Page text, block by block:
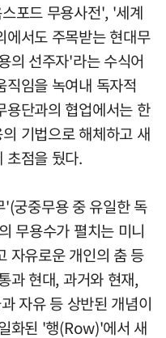
포드 무용사전', '세계
서도 주목받는 현대무
의 선주자'라는 수식어
임을 녹여내 독자적
용단과의 협업에서는 한
기법으로 해체하고 새
초점을 뒀다.
궁중무용 중 유일한 독
무용수가 펼치는 미니
자유로운 개인의 춤 등
과 현대, 과거와 현재,
자유 등 상반된 개념이
화된 '행(Row)'에서 새